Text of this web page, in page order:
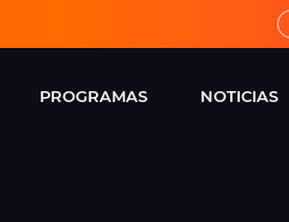
PROGRAMAS NOTICIAS